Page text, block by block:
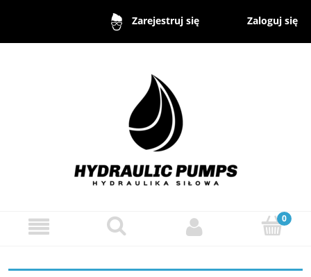
Zarejestruj się Zaloguj się